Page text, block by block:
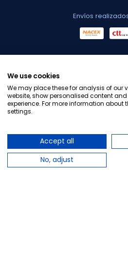
Envíos
We use cookies
We may place these for analysis of our
website, show personalised content
experience. For more information about
settings.
Accept all
No, adjust